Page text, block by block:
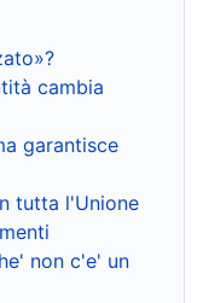
cambia
garantisce
tutta l'Unione
non c'e' un